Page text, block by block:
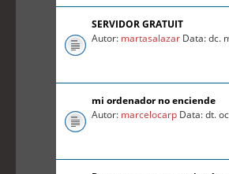
SERVIDOR GRATUIT
Autor: martasalazar Data: dc.
mi ordenador no enciende
Autor: marcelocarp Data: dt.